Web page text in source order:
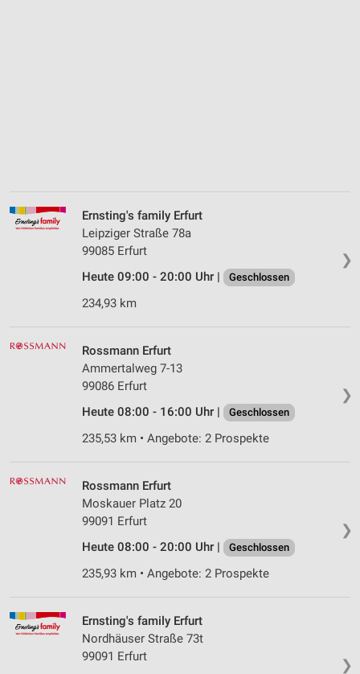
❯
Ernsting's family Erfurt
Leipziger Straße 78a
99085 Erfurt
Heute 09:00 - 20:00 Uhr |
Geschlossen
234,93 km
❯
Rossmann Erfurt
Ammertalweg 7-13
99086 Erfurt
Heute 08:00 - 16:00 Uhr |
Geschlossen
235,53 km • Angebote: 2 Prospekte
❯
Rossmann Erfurt
Moskauer Platz 20
99091 Erfurt
Heute 08:00 - 20:00 Uhr |
Geschlossen
235,93 km • Angebote: 2 Prospekte
❯
Ernsting's family Erfurt
Nordhäuser Straße 73t
99091 Erfurt